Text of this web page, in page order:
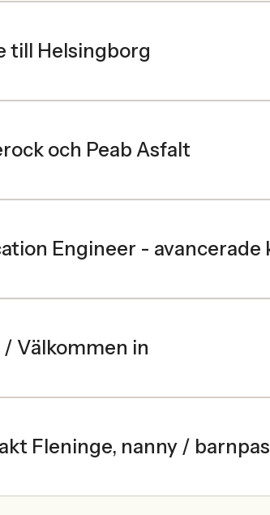
till Helsingborg
och Peab Asfalt
Engineer - avancerade
/ Välkommen in
Fleninge, nanny /